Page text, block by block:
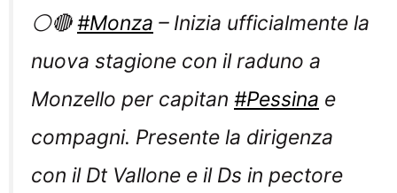
⚪️🔴#Monza – Inizia ufficialmente la
nuova stagione con il raduno a
Monzello per capitan #Pessina e
compagni. Presente la dirigenza
con il Dt Vallone e il Ds in pectore